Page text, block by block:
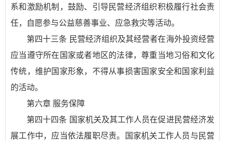
系和激励机制，鼓励、引导民营经济组织积极履行社会责
任，自愿参与公益慈善事业、应急救灾等活动。
第四十三条 民营经济组织及其经营者在海外投资经营
应当遵守所在国家或者地区的法律，尊重当地习俗和文化
传统，维护国家形象，不得从事损害国家安全和国家利益
的活动。
第六章 服务保障
第四十四条 国家机关及其工作人员在促进民营经济发
展工作中，应当依法履职尽责。国家机关工作人员与民营